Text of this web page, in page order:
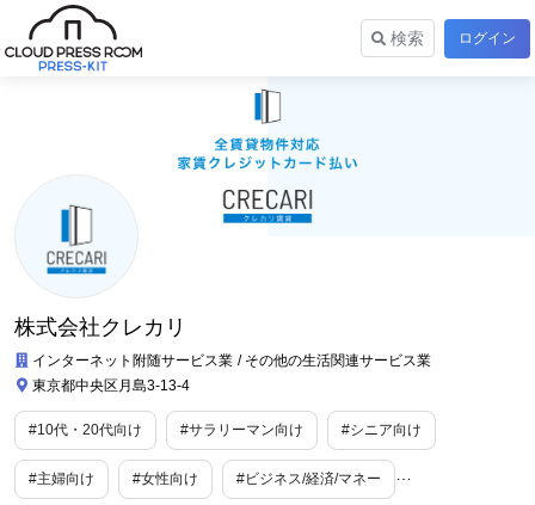
検索 ログイン
株式会社クレカリ
インターネット附随サービス業
その他の生活関連サービス業
東京都中央区月島3-13-4
#10代・20代向け #サラリーマン向け #シニア向け
#主婦向け #女性向け #ビジネス/経済/マネー